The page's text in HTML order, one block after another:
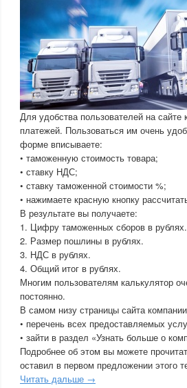
Для удобства пользователей на
платежей. Пользоваться им очень
форме вписываете:
• таможенную стоимость товара;
• ставку НДС;
• ставку таможенной стоимости %;
• нажимаете красную кнопку
В результате вы получаете:
1. Цифру таможенных сборов в рублях.
2. Размер пошлины в рублях.
3. НДС в рублях.
4. Общий итог в рублях.
Многим пользователям калькулятор
постоянно.
В самом низу страницы сайта
• перечень всех предоставляемых
• зайти в раздел «Узнать больше о
Подробнее об этом вы можете
оставил в первом предложении этого
Читать дальше →